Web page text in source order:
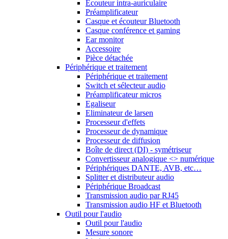
Ecouteur intra-auriculaire
Préamplificateur
Casque et écouteur Bluetooth
Casque conférence et gaming
Ear monitor
Accessoire
Pièce détachée
Périphérique et traitement
Périphérique et traitement
Switch et sélecteur audio
Préamplificateur micros
Egaliseur
Eliminateur de larsen
Processeur d'effets
Processeur de dynamique
Processeur de diffusion
Boîte de direct (DI) - symétriseur
Convertisseur analogique <> numérique
Périphériques DANTE, AVB, etc…
Splitter et distributeur audio
Périphérique Broadcast
Transmission audio par RJ45
Transmission audio HF et Bluetooth
Outil pour l'audio
Outil pour l'audio
Mesure sonore